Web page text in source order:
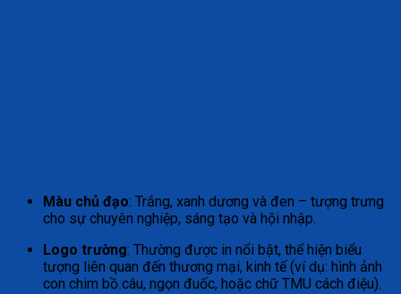
Màu chủ đạo: Trắng, xanh dương và đen – tượng trưng
cho sự chuyên nghiệp, sáng tạo và hội nhập.
Logo trường: Thường được in nổi bật, thể hiện biểu
tượng liên quan đến thương mại, kinh tế (ví dụ: hình ảnh
con chim bồ câu, ngọn đuốc, hoặc chữ TMU cách điệu).